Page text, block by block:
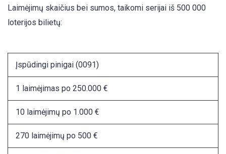
Laimėjimų skaičius bei sumos, taikomi serijai iš 500 000
loterijos bilietų:
Įspūdingi pinigai (0091)
1 laimėjimas po 250.000 €
10 laimėjimų po 1.000 €
270 laimėjimų po 500 €